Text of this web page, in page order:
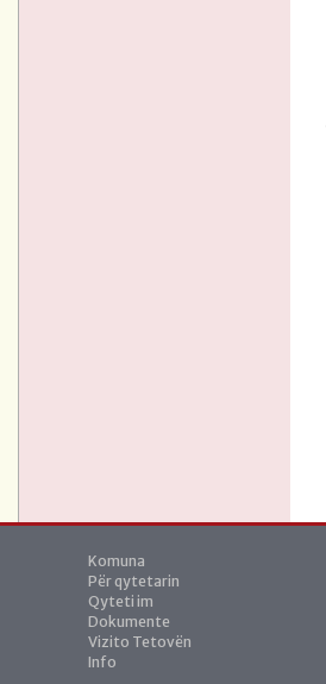
Komuna
Për qytetarin
Qyteti im
Dokumente
Vizito Tetovën
Info